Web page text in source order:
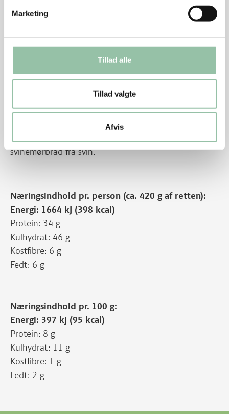
Marketing
Tillad alle
Tillad valgte
Afvis
Schnitzler og medaljoner eller sauté-skiver af
gris kan bruges i stedet for mørbradbøffer.
Bulgur kan bruges i stedet for couscous.
Brug grøntsager efter sæson og smag i stedet for
Energifordeling
Nu hedder det mørbrad fra gris. Før hed udskæringen
svinemørbrad fra svin.
Næringsindhold pr. person (ca. 420 g af retten):
Energi: 1664 kJ (398 kcal)
Protein: 34 g
Kulhydrat: 46 g
Kostfibre: 6 g
Fedt: 6 g
Næringsindhold pr. 100 g:
Energi: 397 kJ (95 kcal)
Protein: 8 g
Kulhydrat: 11 g
Kostfibre: 1 g
Fedt: 2 g